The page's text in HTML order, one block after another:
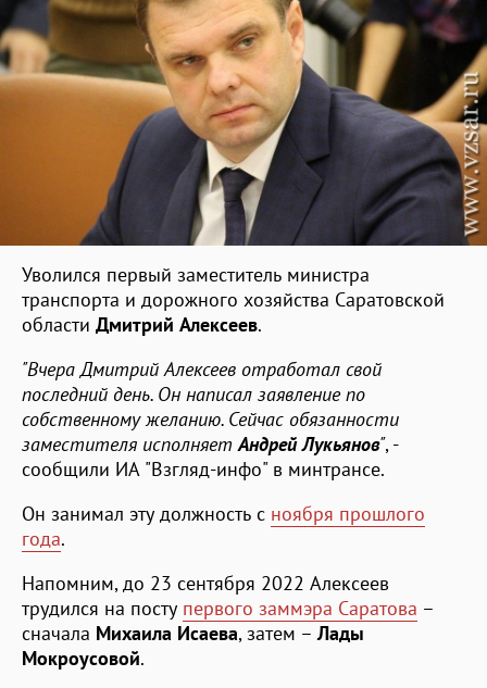
Уволился первый заместитель министра
транспорта и дорожного хозяйства Саратовской
области Дмитрий Алексеев.
"Вчера Дмитрий Алексеев отработал свой
последний день. Он написал заявление по
собственному желанию. Сейчас обязанности
заместителя исполняетАндрей Лукьянов", -
сообщили ИА "Взгляд-инфо" в минтрансе.
Он занимал эту должность с ноября прошлого
года.
Напомним, до 23 сентября 2022 Алексеев
трудился на посту первого заммэра Саратова –
сначала Михаила Исаева, затем –Лады
Мокроусовой.